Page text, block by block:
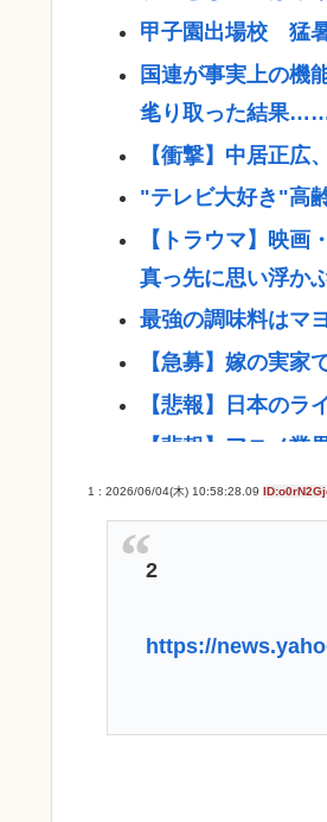
甲子園出場校 猛
国連が事実上の機
毟り取った結果
【衝撃】中居正広
"テレビ大好き"高
【トラウマ】映
真っ先に思い浮か
最強の調味料はマ
【急募】嫁の実家
【悲報】日本のラ
【悲報】アニメ
ね？www
【悲報】熊本避難
超・・・・・・・・
物資を搭載して熊
中2男子、野球部
1 : 2026/06/04(木) 10:58:28.09
2
https://